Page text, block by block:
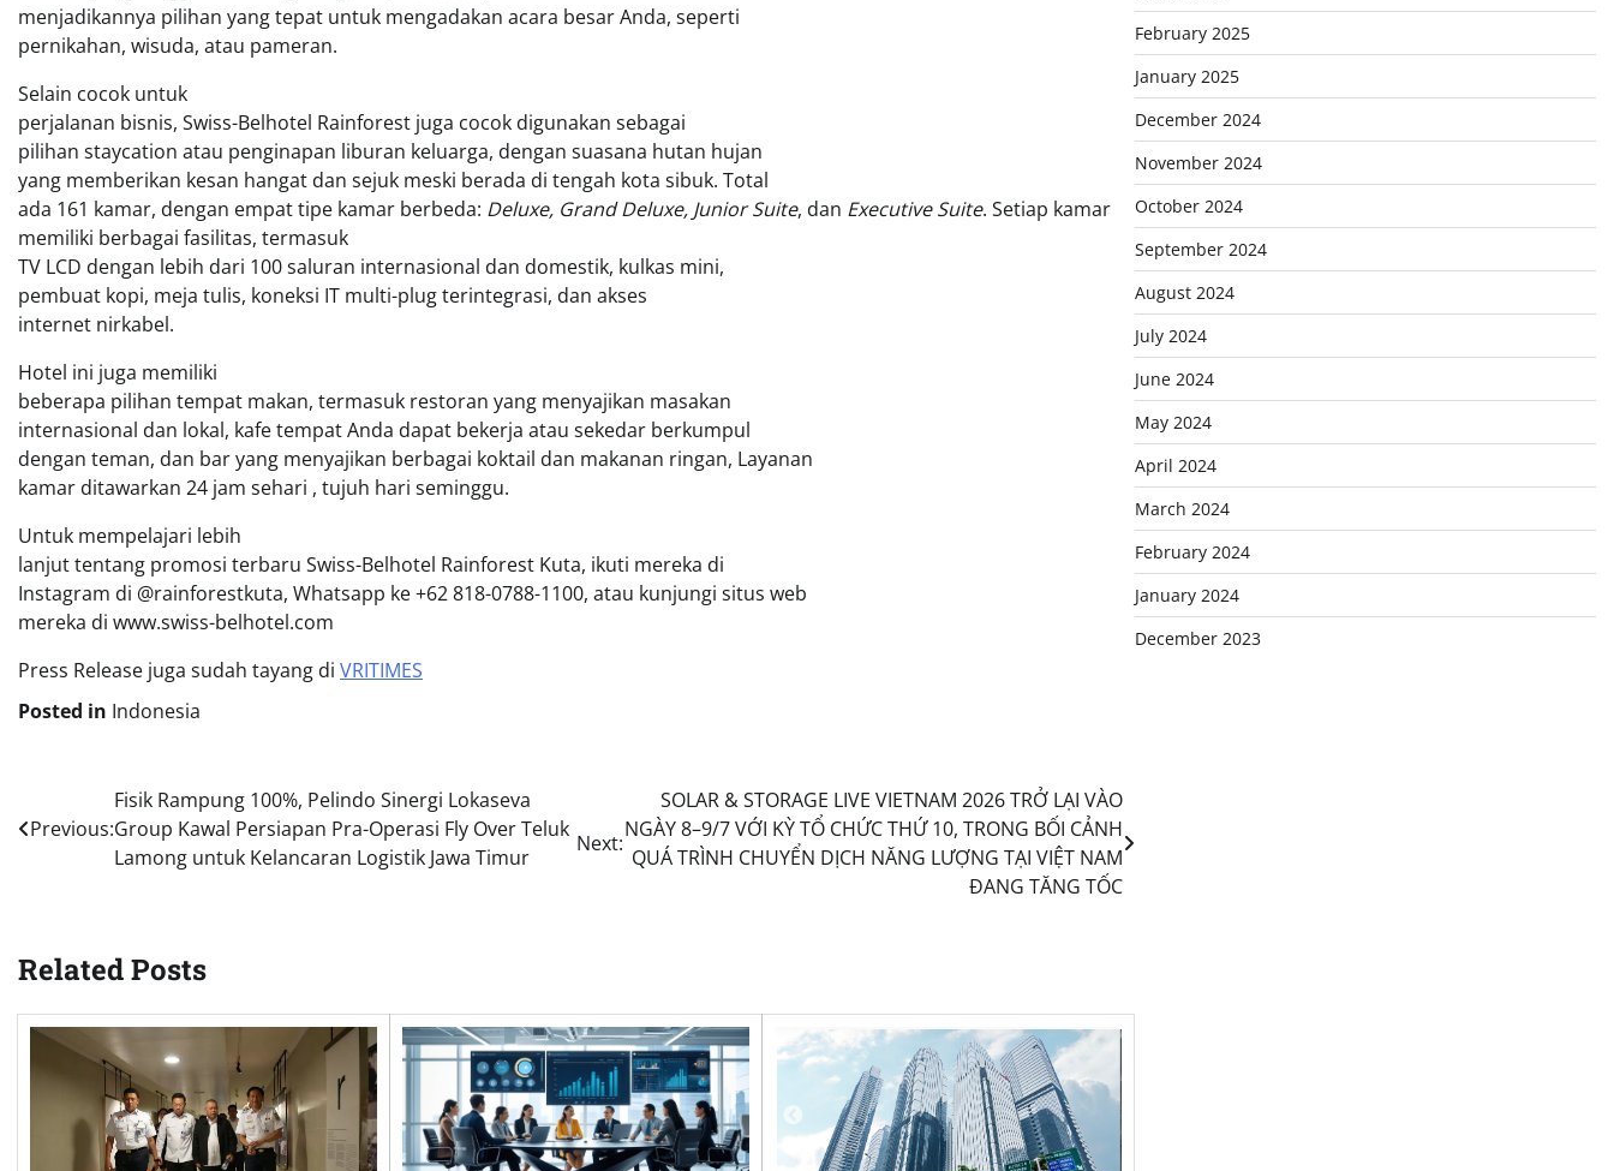
menjadikannya pilihan yang tepat untuk mengadakan acara besar Anda, seperti
pernikahan, wisuda, atau pameran.
Selain cocok untuk
perjalanan bisnis, Swiss-Belhotel Rainforest juga cocok digunakan sebagai
pilihan staycation atau penginapan liburan keluarga, dengan suasana hutan hujan
yang memberikan kesan hangat dan sejuk meski berada di tengah kota sibuk. Total
ada 161 kamar, dengan empat tipe kamar berbeda: Deluxe, Grand Deluxe, Junior Suite, dan Executive Suite. Setiap kamar
memiliki berbagai fasilitas, termasuk
TV LCD dengan lebih dari 100 saluran internasional dan domestik, kulkas mini,
pembuat kopi, meja tulis, koneksi IT multi-plug terintegrasi, dan akses
internet nirkabel.
Hotel ini juga memiliki
beberapa pilihan tempat makan, termasuk restoran yang menyajikan masakan
internasional dan lokal, kafe tempat Anda dapat bekerja atau sekedar berkumpul
dengan teman, dan bar yang menyajikan berbagai koktail dan makanan ringan, Layanan
kamar ditawarkan 24 jam sehari , tujuh hari seminggu.
Untuk mempelajari lebih
lanjut tentang promosi terbaru Swiss-Belhotel Rainforest Kuta, ikuti mereka di
Instagram di @rainforestkuta, Whatsapp ke +62 818-0788-1100, atau kunjungi situs web
mereka di www.swiss-belhotel.com
Press Release juga sudah tayang di VRITIMES
Posted in Indonesia
navigation
Previous:
Fisik Rampung 100%, Pelindo Sinergi Lokaseva
Group Kawal Persiapan Pra-Operasi Fly Over Teluk
Lamong untuk Kelancaran Logistik Jawa Timur
Next:
SOLAR & STORAGE LIVE VIETNAM 2026 TRỞ LẠI VÀO
NGÀY 8–9/7 VỚI KỲ TỔ CHỨC THỨ 10, TRONG BỐI CẢNH
QUÁ TRÌNH CHUYỂN DỊCH NĂNG LƯỢNG TẠI VIỆT NAM
ĐANG TĂNG TỐC
Related Posts
February 2025
January 2025
December 2024
November 2024
October 2024
September 2024
August 2024
July 2024
June 2024
May 2024
April 2024
March 2024
February 2024
January 2024
December 2023